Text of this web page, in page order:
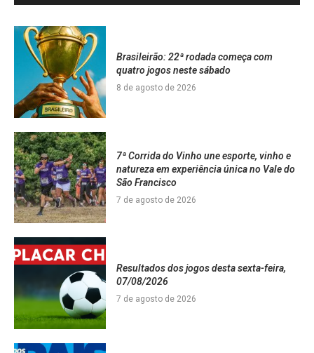
Brasileirão: 22ª rodada começa com
quatro jogos neste sábado
8 de agosto de 2026
7ª Corrida do Vinho une esporte, vinho e
natureza em experiência única no Vale do
São Francisco
7 de agosto de 2026
Resultados dos jogos desta sexta-feira,
07/08/2026
7 de agosto de 2026